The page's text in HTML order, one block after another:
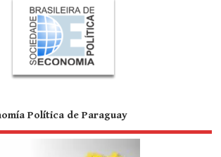
Política de Paraguay